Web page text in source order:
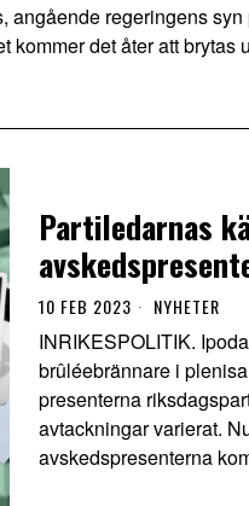
angående regeringens syn
kommer det åter att brytas
Partiledarnas
10 FEB 2023 NYHETER
INRIKESPOLITIK.
brûléebrännare i
presenterna
avtackningar varierat.
avskedspresenterna